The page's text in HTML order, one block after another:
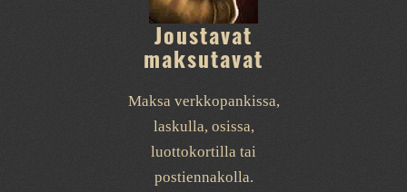
Joustavat
maksutavat
Maksa verkkopankissa,
laskulla, osissa,
luottokortilla tai
postiennakolla.